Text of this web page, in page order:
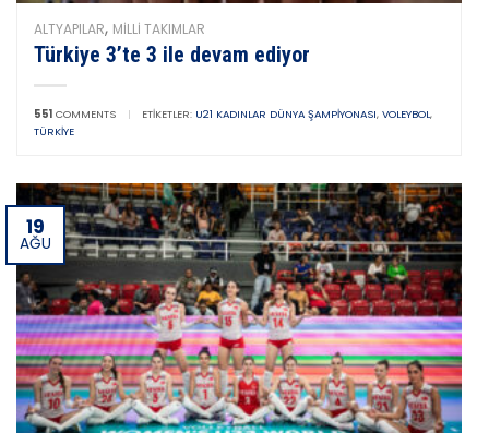
ALTYAPILAR, MILLI TAKIMLAR
Türkiye 3’te 3 ile devam ediyor
551 COMMENTS | ETIKETLER: U21 KADINLAR DÜNYA ŞAMPIYONASI, VOLEYBOL,
TÜRKIYE
19
AĞU